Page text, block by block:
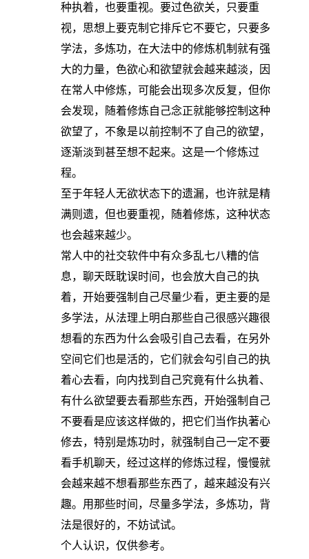
种执着，也要重视。要过色欲关，只要重
视，思想上要克制它排斥它不要它，只要多
学法，多炼功，在大法中的修炼机制就有强
大的力量，色欲心和欲望就会越来越淡，因
在常人中修炼，可能会出现多次反复，但你
会发现，随着修炼自己念正就能够控制这种
欲望了，不象是以前控制不了自己的欲望，
逐渐淡到甚至想不起来。这是一个修炼过
程。
至于年轻人无欲状态下的遗漏，也许就是精
满则遗，但也要重视，随着修炼，这种状态
也会越来越少。
常人中的社交软件中有众多乱七八糟的信
息，聊天既耽误时间，也会放大自己的执
着，开始要强制自己尽量少看，更主要的是
多学法，从法理上明白那些自己很感兴趣很
想看的东西为什么会吸引自己去看，在另外
空间它们也是活的，它们就会勾引自己的执
着心去看，向内找到自己究竟有什么执着、
有什么欲望要去看那些东西，开始强制自己
不要看是应该这样做的，把它们当作执著心
修去，特别是炼功时，就强制自己一定不要
看手机聊天，经过这样的修炼过程，慢慢就
会越来越不想看那些东西了，越来越没有兴
趣。用那些时间，尽量多学法，多炼功，背
法是很好的，不妨试试。
个人认识，仅供参考。